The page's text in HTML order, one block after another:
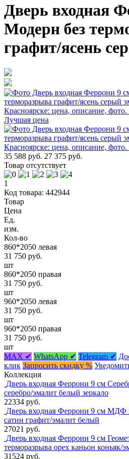
Дверь входная
Модерн без
графит/ясень
Лучшая цена
35 588 руб. 27 375 руб.
Товар отсутствует
1
Код товара: 442944
Товар
Цена
Ед.
изм.
Кол-во
860*2050 левая
31 750 руб.
шт
860*2050 правая
31 750 руб.
шт
960*2050 левая
31 750 руб.
шт
960*2050 правая
31 750 руб.
шт
MAX ✔ WhatsApp ✔ Telegram ✔
клик Запросить скидку %
Коллекция
Дверь входная Феррони 9 см
серебро/эмалит белый зеркало
22334 руб.
Дверь входная Феррони 9 см МДФ
сатин графит/эмалит белый
27021 руб.
Дверь входная Феррони 9 см
терморазрыва орех каньон коньяк/
31524 руб.